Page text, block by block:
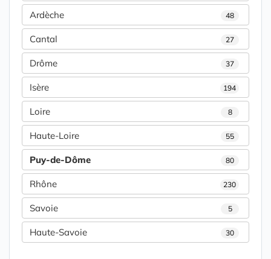
Ardèche 48
Cantal 27
Drôme 37
Isère 194
Loire 8
Haute-Loire 55
Puy-de-Dôme 80
Rhône 230
Savoie 5
Haute-Savoie 30